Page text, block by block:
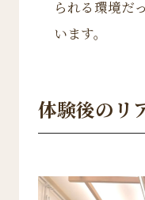
られる環境だ
います。
体験後のリ